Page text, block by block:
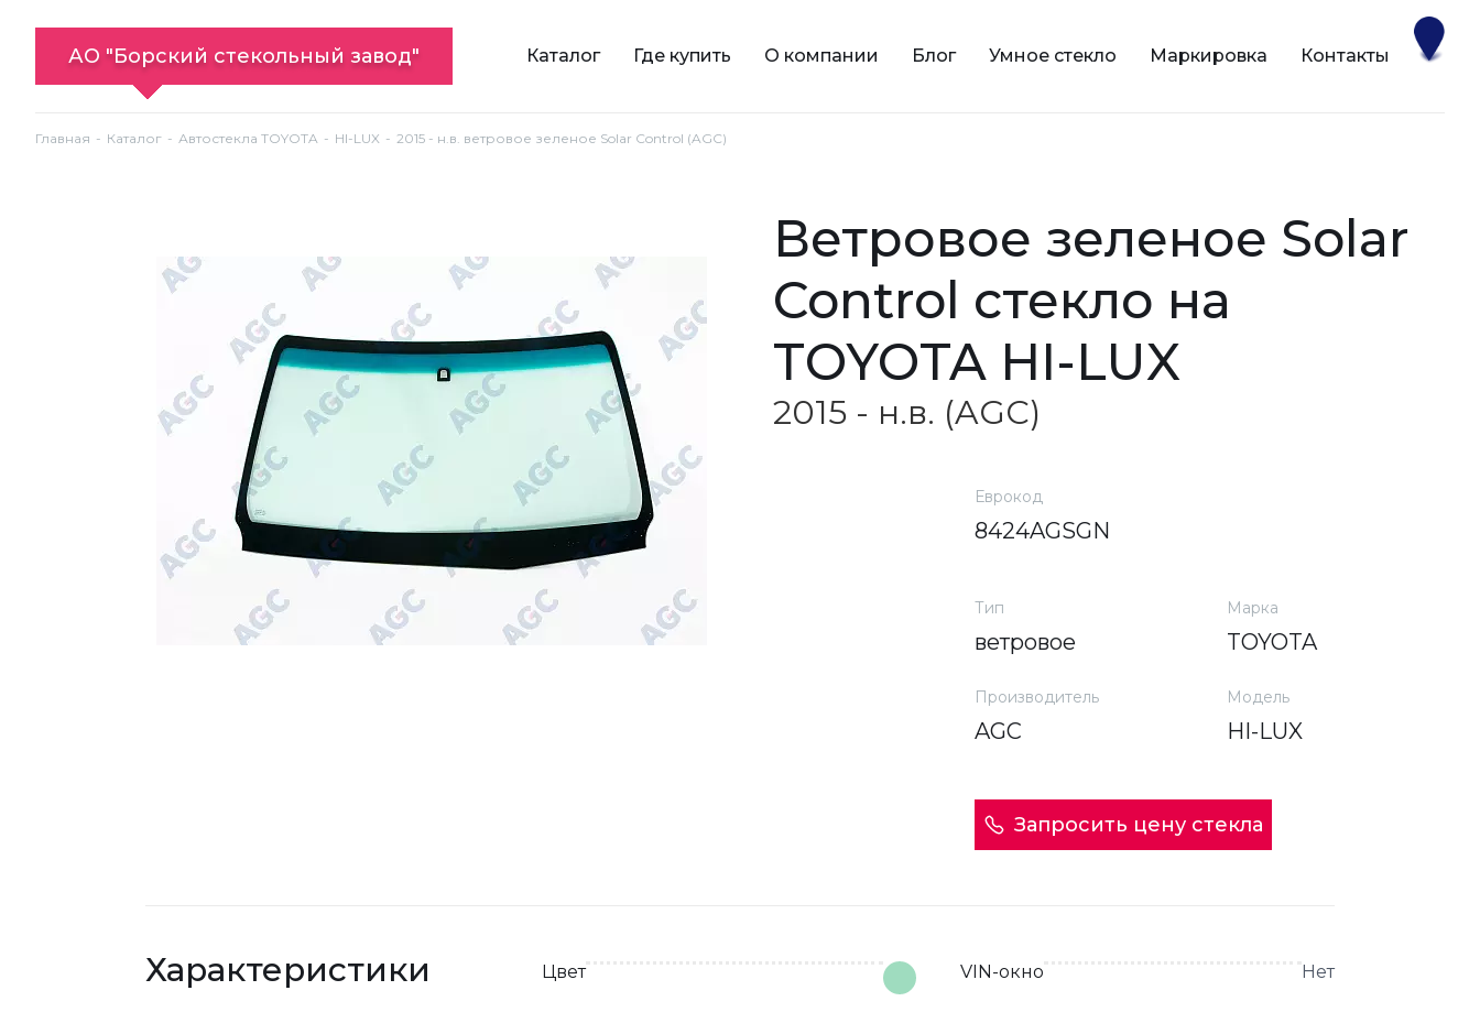
АО "Борский стекольный завод" Каталог Где купить О компании Блог Умное стекло Маркировка Контакты
Главная Каталог Автостекла TOYOTA HI-LUX 2015 - н.в. ветровое зеленое Solar Control (AGC)
ветровое зеленое Solar
Control стекло на
TOYOTA HI-LUX
2015 - н.в. (AGC)
Еврокод
8424AGSGN
Тип
ветровое
Марка
TOYOTA
Производитель
AGC
Модель
HI-LUX
Запросить цену стекла
Характеристики Цвет VIN-окно Нет